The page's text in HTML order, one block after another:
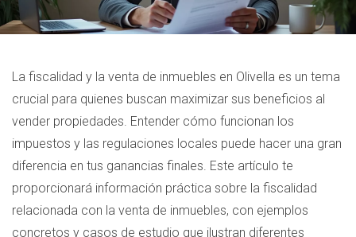
La fiscalidad y la venta de inmuebles en Olivella es un tema
crucial para quienes buscan maximizar sus beneficios al
vender propiedades. Entender cómo funcionan los
impuestos y las regulaciones locales puede hacer una gran
diferencia en tus ganancias finales. Este artículo te
proporcionará información práctica sobre la fiscalidad
relacionada con la venta de inmuebles, con ejemplos
concretos y casos de estudio que ilustran diferentes